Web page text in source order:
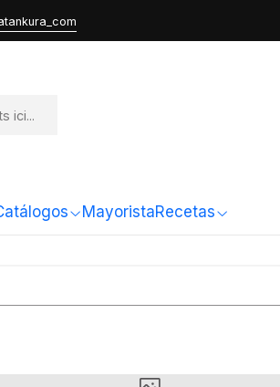
MayoristaRecetas